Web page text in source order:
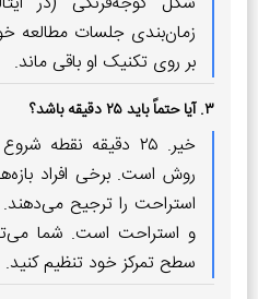
زمان‌بندی جلسات مطالعه
بر روی تکنیک او باقی ماند.
۳. آیا حتماً باید ۲۵ دقیقه باشد؟
خیر. ۲۵ دقیقه
استراحت را ترجیح می‌دهند.
و استراحت است. شما
سطح تمرکز خود تنظیم کنید.